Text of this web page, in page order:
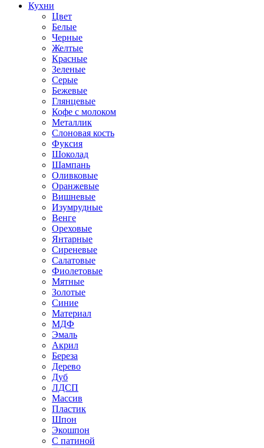
Кухни
Цвет
Белые
Черные
Желтые
Красные
Зеленые
Серые
Бежевые
Глянцевые
Кофе с молоком
Металлик
Слоновая кость
Фуксия
Шоколад
Шампань
Оливковые
Оранжевые
Вишневые
Изумрудные
Венге
Ореховые
Янтарные
Сиреневые
Салатовые
Фиолетовые
Мятные
Золотые
Синие
Материал
МДФ
Эмаль
Акрил
Береза
Дерево
Дуб
ЛДСП
Массив
Пластик
Шпон
Экошпон
С патиной